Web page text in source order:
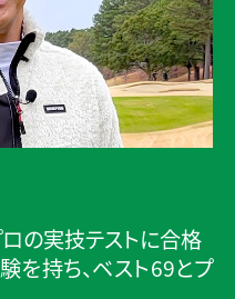
の実技テストに合格
を持ち、ベスト69とプ